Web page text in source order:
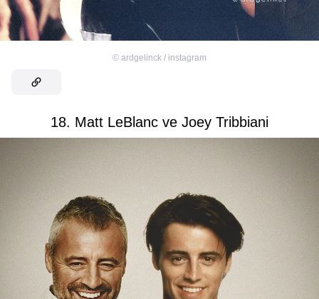
© ardgelinck / instagram
18. Matt LeBlanc ve Joey Tribbiani